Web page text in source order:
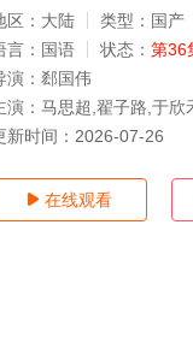
区： 大陆 类型： 国产
言： 国语 状态： 第36
演： 郄国伟
演： 马思超,翟子路,于欣
新时间： 2026-07-26
 在线观看